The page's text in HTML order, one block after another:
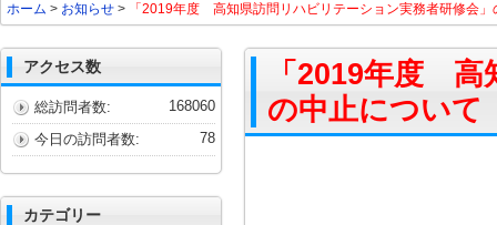
ホーム > お知らせ > 「2019年度 高知県訪問リハビリテーション実務者研修会」
「2019年度 高
の中止について
アクセス数
168060
総訪問者数:
78
今日の訪問者数:
カテゴリー